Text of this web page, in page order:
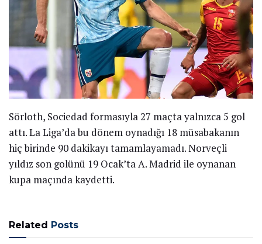
Sörloth, Sociedad formasıyla 27 maçta yalnızca 5 gol
attı. La Liga’da bu dönem oynadığı 18 müsabakanın
hiç birinde 90 dakikayı tamamlayamadı. Norveçli
yıldız son golünü 19 Ocak’ta A. Madrid ile oynanan
kupa maçında kaydetti.
Related Posts